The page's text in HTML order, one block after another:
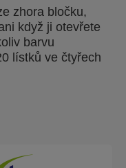
zhora bločku,
když ji otevřete
barvu
lístků ve čtyřech